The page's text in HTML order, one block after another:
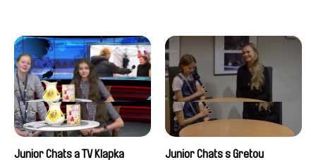
Junior Chats a TV Klapka
Junior Chats s Gretou